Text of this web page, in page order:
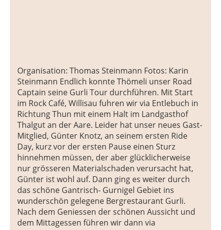
Organisation: Thomas Steinmann Fotos: Karin
Steinmann Endlich konnte Thömeli unser Road
Captain seine Gurli Tour durchführen. Mit Start
im Rock Café, Willisau fuhren wir via Entlebuch in
Richtung Thun mit einem Halt im Landgasthof
Thalgut an der Aare. Leider hat unser neues Gast-
Mitglied, Günter Knotz, an seinem ersten Ride
Day, kurz vor der ersten Pause einen Sturz
hinnehmen müssen, der aber glücklicherweise
nur grösseren Materialschaden verursacht hat,
Günter ist wohl auf. Dann ging es weiter durch
das schöne Gantrisch- Gurnigel Gebiet ins
wunderschön gelegene Bergrestaurant Gurli.
Nach dem Geniessen der schönen Aussicht und
dem Mittagessen führen wir dann via